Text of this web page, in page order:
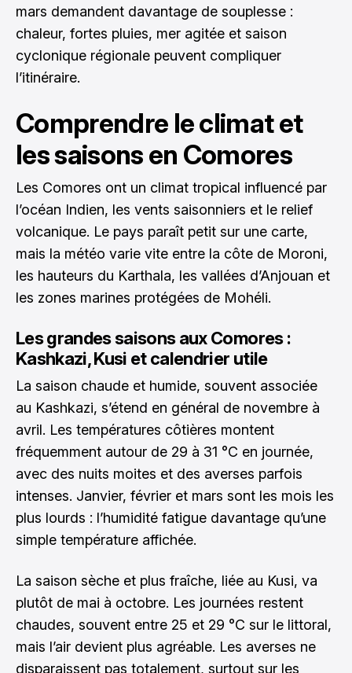
mars demandent davantage de souplesse :
chaleur, fortes pluies, mer agitée et saison
cyclonique régionale peuvent compliquer
l’itinéraire.
Comprendre le climat et
les saisons en Comores
Les Comores ont un climat tropical influencé par
l’océan Indien, les vents saisonniers et le relief
volcanique. Le pays paraît petit sur une carte,
mais la météo varie vite entre la côte de Moroni,
les hauteurs du Karthala, les vallées d’Anjouan et
les zones marines protégées de Mohéli.
Les grandes saisons aux Comores :
Kashkazi, Kusi et calendrier utile
La saison chaude et humide, souvent associée
au Kashkazi, s’étend en général de novembre à
avril. Les températures côtières montent
fréquemment autour de 29 à 31 °C en journée,
avec des nuits moites et des averses parfois
intenses. Janvier, février et mars sont les mois les
plus lourds : l’humidité fatigue davantage qu’une
simple température affichée.
La saison sèche et plus fraîche, liée au Kusi, va
plutôt de mai à octobre. Les journées restent
chaudes, souvent entre 25 et 29 °C sur le littoral,
mais l’air devient plus agréable. Les averses ne
disparaissent pas totalement, surtout sur les